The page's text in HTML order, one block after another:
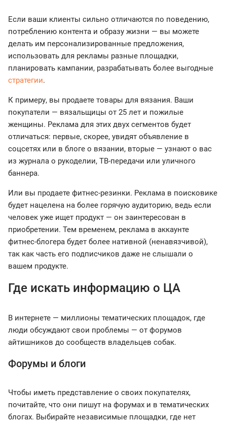
Если ваши клиенты сильно отличаются по поведению,
потреблению контента и образу жизни — вы можете
делать им персонализированные предложения,
использовать для рекламы разные площадки,
планировать кампании, разрабатывать более выгодные
стратегии.
К примеру, вы продаете товары для вязания. Ваши
покупатели — вязальщицы от 25 лет и пожилые
женщины. Реклама для этих двух сегментов будет
отличаться: первые, скорее, увидят объявление в
соцсетях или в блоге о вязании, вторые — узнают о вас
из журнала о рукоделии, ТВ-передачи или уличного
баннера.
Или вы продаете фитнес-резинки. Реклама в поисковике
будет нацелена на более горячую аудиторию, ведь если
человек уже ищет продукт — он заинтересован в
приобретении. Тем временем, реклама в аккаунте
фитнес-блогера будет более нативной (ненавязчивой),
так как часть его подписчиков даже не слышали о
вашем продукте.
Где искать информацию о ЦА
В интернете — миллионы тематических площадок, где
люди обсуждают свои проблемы — от форумов
айтишников до сообществ владельцев собак.
Форумы и блоги
Чтобы иметь представление о своих покупателях,
почитайте, что они пишут на форумах и в тематических
блогах. Выбирайте независимые площадки, где нет